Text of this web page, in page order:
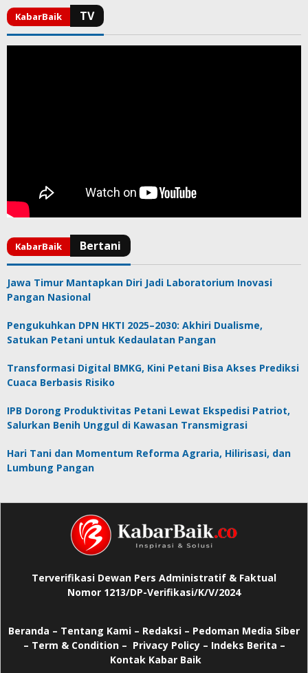
Jawa Timur Mantapkan Diri Jadi Laboratorium Inovasi
Pangan Nasional
Pengukuhkan DPN HKTI 2025–2030: Akhiri Dualisme,
Satukan Petani untuk Kedaulatan Pangan
Transformasi Digital BMKG, Kini Petani Bisa Akses Prediksi
Cuaca Berbasis Risiko
IPB Dorong Produktivitas Petani Lewat Ekspedisi Patriot,
Salurkan Benih Unggul di Kawasan Transmigrasi
Hari Tani dan Momentum Reforma Agraria, Hilirisasi, dan
Lumbung Pangan
Terverifikasi Dewan Pers Administratif & Faktual
Nomor 1213/DP-Verifikasi/K/V/2024
Beranda – Tentang Kami – Redaksi – Pedoman Media Siber
– Term & Condition – Privacy Policy– Indeks Berita –
Kontak Kabar Baik